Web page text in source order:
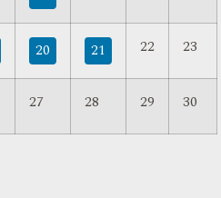
20 21 22 23
27 28 29 30